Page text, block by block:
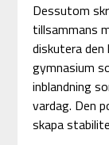
Dessutom
tillsammans
diskutera
gymnasium
inblandning
vardag. Den
skapa